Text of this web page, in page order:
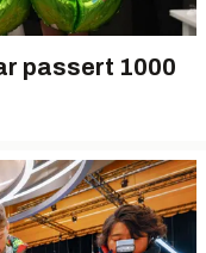
passert 1000